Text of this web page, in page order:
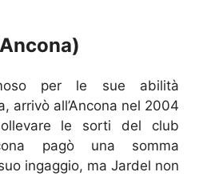
per le sue abilità
arrivò all’Ancona nel 2004
le sorti del club
pagò una somma
ingaggio, ma Jardel non